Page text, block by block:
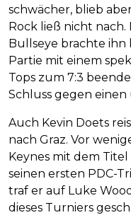
schwächer, blieb
Rock ließ nicht nach.
Bullseye brachte ihn
Partie mit einem
Tops zum 7:3
Schluss gegen
Auch Kevin Doets
nach Graz. Vor
Keynes mit dem Titel
seinen ersten PDC-
traf er auf Luke
dieses Turniers